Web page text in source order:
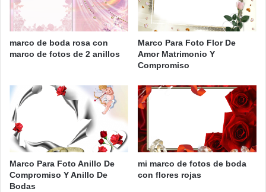
marco de boda rosa con
marco de fotos de 2 anillos
Marco Para Foto Flor De
Amor Matrimonio Y
Compromiso
Marco Para Foto Anillo De
Compromiso Y Anillo De
Bodas
mi marco de fotos de boda
con flores rojas